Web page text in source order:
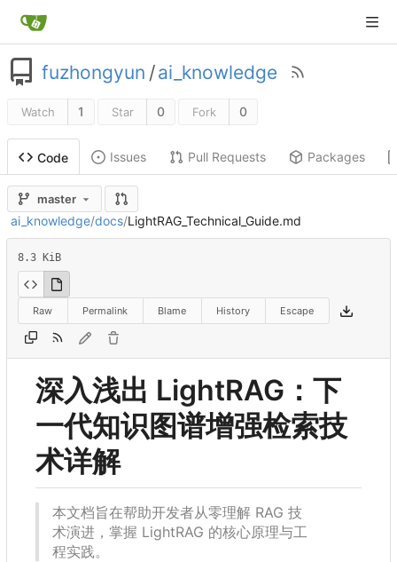
fuzhongyun /ai_knowledge
Watch 1 Star 0 Fork 0
Code Issues Pull Requests Packages
master
ai_knowledge/docs/LightRAG_Technical_Guide.md
8.3 KiB
Raw Permalink Blame History Escape
深入浅出 LightRAG ： 下
一代知识图谱增强检索技
术详解
本文档旨在帮助开发者从零理解 RAG 技
术演进，掌握 LightRAG 的核心原理与工
程实践。